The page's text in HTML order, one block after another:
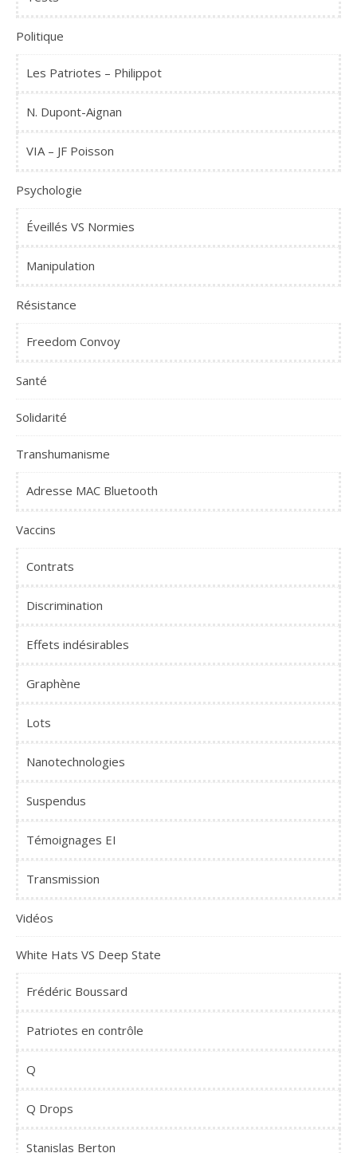
Politique
Les Patriotes – Philippot
N. Dupont-Aignan
VIA – JF Poisson
Psychologie
Éveillés VS Normies
Manipulation
Résistance
Freedom Convoy
Santé
Solidarité
Transhumanisme
Adresse MAC Bluetooth
Vaccins
Contrats
Discrimination
Effets indésirables
Graphène
Lots
Nanotechnologies
Suspendus
Témoignages EI
Transmission
Vidéos
White Hats VS Deep State
Frédéric Boussard
Patriotes en contrôle
Q
Q Drops
Stanislas Berton